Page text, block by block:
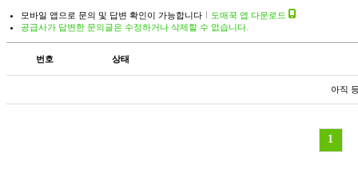
모바일 앱으로 문의 및 답변 확인이 가능합니다
도매꾹 앱 다운로드
공급사가 답변한 문의글은 수정하거나 삭제할 수 없습니다.
번호 상태
아직
1